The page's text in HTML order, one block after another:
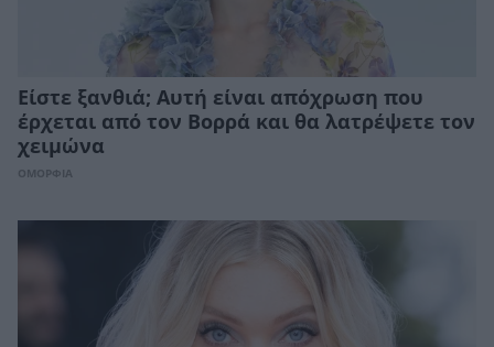
Είστε ξανθιά; Αυτή είναι απόχρωση που
έρχεται από τον Βορρά και θα λατρέψετε τον
χειμώνα
ΟΜΟΡΦΙΑ